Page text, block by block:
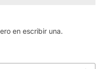
en escribir una.